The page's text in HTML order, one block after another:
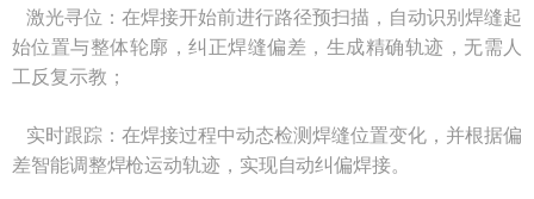
激光寻位：在焊接开始前进行路径预扫描，自动识别焊缝起
始位置与整体轮廓，纠正焊缝偏差，生成精确轨迹，无需人
工反复示教；
实时跟踪：在焊接过程中动态检测焊缝位置变化，并根据偏
差智能调整焊枪运动轨迹，实现自动纠偏焊接。